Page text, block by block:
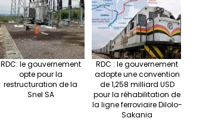
RDC: le gouvernement
opte pour la
restructuration de la
Snel SA
RDC : le gouvernement
adopte une convention
de 1,258 milliard USD
pour la réhabilitation de
la ligne ferroviaire Dilolo-
Sakania